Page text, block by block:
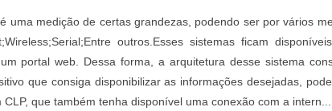
uma medição de certas grandezas, podendo ser por vários
outros.Esses sistemas ficam
portal web. Dessa forma, a arquitetura desse sistema
que consiga disponibilizar as informações desejadas,
que também tenha disponível uma conexão com a